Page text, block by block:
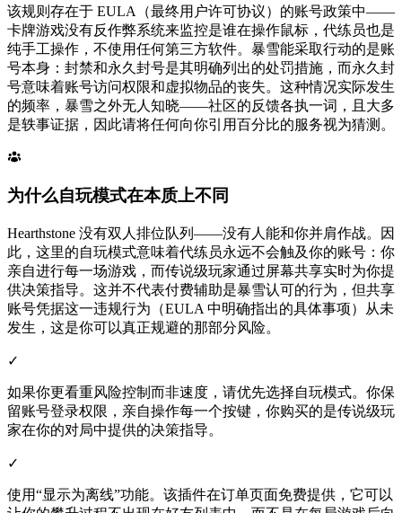
该规则存在于 EULA（最终用户许可协议）的账号政策中——
卡牌游戏没有反作弊系统来监控是谁在操作鼠标，代练员也是
纯手工操作，不使用任何第三方软件。暴雪能采取行动的是账
号本身：封禁和永久封号是其明确列出的处罚措施，而永久封
号意味着账号访问权限和虚拟物品的丧失。这种情况实际发生
的频率，暴雪之外无人知晓——社区的反馈各执一词，且大多
是轶事证据，因此请将任何向你引用百分比的服务视为猜测。
为什么自玩模式在本质上不同
Hearthstone 没有双人排位队列——没有人能和你并肩作战。因
此，这里的自玩模式意味着代练员永远不会触及你的账号：你
亲自进行每一场游戏，而传说级玩家通过屏幕共享实时为你提
供决策指导。这并不代表付费辅助是暴雪认可的行为，但共享
账号凭据这一违规行为（EULA 中明确指出的具体事项）从未
发生，这是你可以真正规避的那部分风险。
✓
如果你更看重风险控制而非速度，请优先选择自玩模式。你保
留账号登录权限，亲自操作每一个按键，你购买的是传说级玩
家在你的对局中提供的决策指导。
✓
使用“显示为离线”功能。该插件在订单页面免费提供，它可以